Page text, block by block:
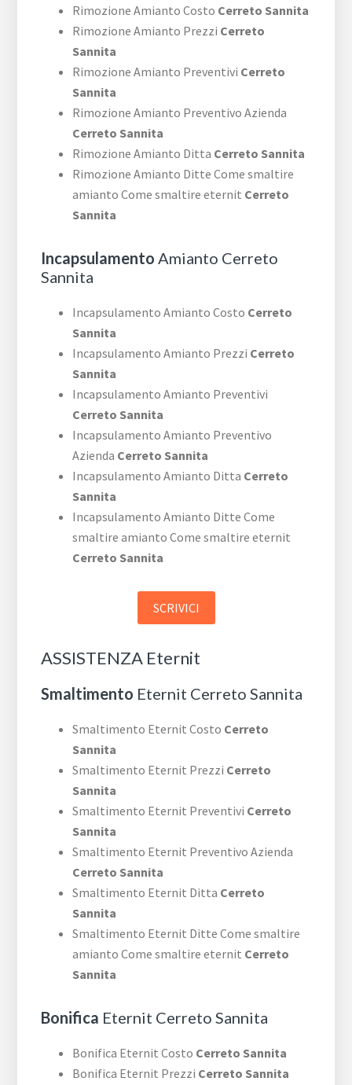
Rimozione Amianto Costo Cerreto Sannita
Rimozione Amianto Prezzi Cerreto
Sannita
Rimozione Amianto Preventivi Cerreto
Sannita
Rimozione Amianto Preventivo Azienda
Cerreto Sannita
Rimozione Amianto Ditta Cerreto Sannita
Rimozione Amianto Ditte Come smaltire
amianto Come smaltire eternit Cerreto
Sannita
Incapsulamento Amianto Cerreto
Sannita
Incapsulamento Amianto Costo Cerreto
Sannita
Incapsulamento Amianto Prezzi Cerreto
Sannita
Incapsulamento Amianto Preventivi
Cerreto Sannita
Incapsulamento Amianto Preventivo
Azienda Cerreto Sannita
Incapsulamento Amianto Ditta Cerreto
Sannita
Incapsulamento Amianto Ditte Come
smaltire amianto Come smaltire eternit
Cerreto Sannita
SCRIVICI
ASSISTENZA Eternit
Smaltimento Eternit Cerreto Sannita
Smaltimento Eternit Costo Cerreto
Sannita
Smaltimento Eternit Prezzi Cerreto
Sannita
Smaltimento Eternit Preventivi Cerreto
Sannita
Smaltimento Eternit Preventivo Azienda
Cerreto Sannita
Smaltimento Eternit Ditta Cerreto
Sannita
Smaltimento Eternit Ditte Come smaltire
amianto Come smaltire eternit Cerreto
Sannita
Bonifica Eternit Cerreto Sannita
Bonifica Eternit Costo Cerreto Sannita
Bonifica Eternit Prezzi Cerreto Sannita